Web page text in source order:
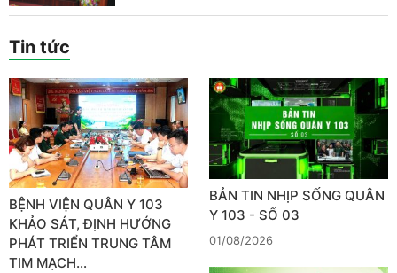
Tin tức
BỆNH VIỆN QUÂN Y 103
KHẢO SÁT, ĐỊNH HƯỚNG
PHÁT TRIỂN TRUNG TÂM
TIM MẠCH…
BẢN TIN NHỊP SỐNG QUÂN
Y 103 - SỐ 03
01/08/2026